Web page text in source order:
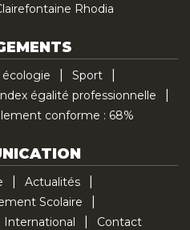
Rhodia
Sport
égalité professionnelle
conforme : 68%
Actualités
Scolaire
International
Contact